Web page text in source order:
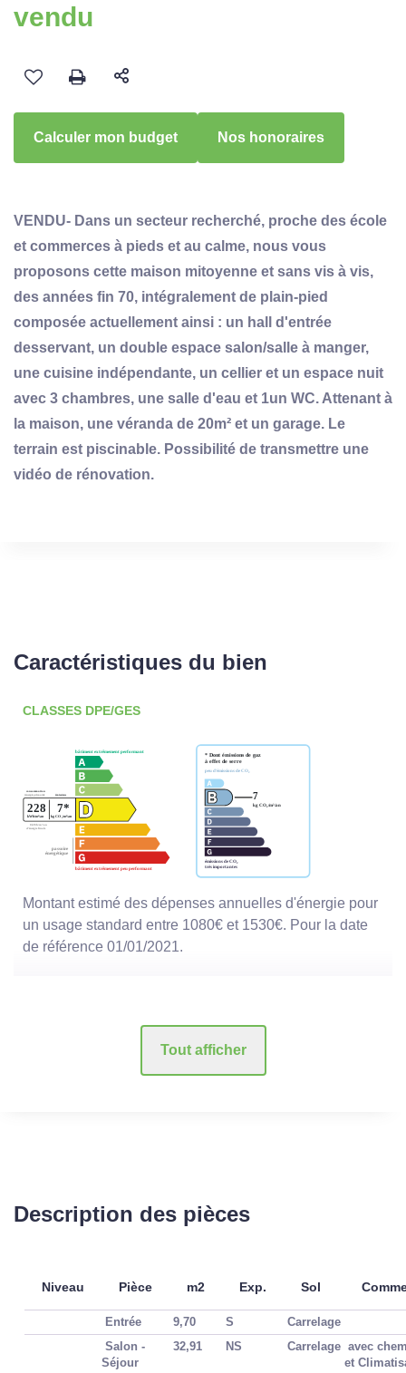
vendu
Calculer mon budget Nos honoraires
VENDU- Dans un secteur recherché, proche des école
et commerces à pieds et au calme, nous vous
proposons cette maison mitoyenne et sans vis à vis,
des années fin 70, intégralement de plain-pied
composée actuellement ainsi : un hall d'entrée
desservant, un double espace salon/salle à manger,
une cuisine indépendante, un cellier et un espace nuit
avec 3 chambres, une salle d'eau et 1un WC. Attenant à
la maison, une véranda de 20m² et un garage. Le
terrain est piscinable. Possibilité de transmettre une
vidéo de rénovation.
Caractéristiques du bien
CLASSES DPE/GES
Montant estimé des dépenses annuelles d'énergie pour
un usage standard entre 1080€ et 1530€. Pour la date
de référence 01/01/2021.
Tout afficher
Description des pièces
Niveau Pièce m2 Exp. Sol
Entrée 9,70 S
Carrelage
Salon -
Séjour
32,91 NS Carrelage avec
et